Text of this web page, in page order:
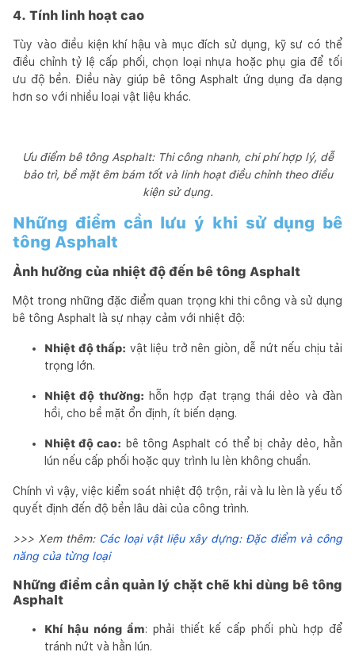
4. Tính linh hoạt cao
Tùy vào điều kiện khí hậu và mục đích sử dụng, kỹ sư có thể
điều chỉnh tỷ lệ cấp phối, chọn loại nhựa hoặc phụ gia để tối
ưu độ bền. Điều này giúp bê tông Asphalt ứng dụng đa dạng
hơn so với nhiều loại vật liệu khác.
Ưu điểm bê tông Asphalt: Thi công nhanh, chi phí hợp lý, dễ
bảo trì, bề mặt êm bám tốt và linh hoạt điều chỉnh theo điều
kiện sử dụng.
Những điểm cần lưu ý khi sử dụng bê
tông Asphalt
Ảnh hưởng của nhiệt độ đến bê tông Asphalt
Một trong những đặc điểm quan trọng khi thi công và sử dụng
bê tông Asphalt là sự nhạy cảm với nhiệt độ:
Nhiệt độ thấp: vật liệu trở nên giòn, dễ nứt nếu chịu tải
trọng lớn.
Nhiệt độ thường: hỗn hợp đạt trạng thái dẻo và đàn
hồi, cho bề mặt ổn định, ít biến dạng.
Nhiệt độ cao: bê tông Asphalt có thể bị chảy dẻo, hằn
lún nếu cấp phối hoặc quy trình lu lèn không chuẩn.
Chính vì vậy, việc kiểm soát nhiệt độ trộn, rải và lu lèn là yếu tố
quyết định đến độ bền lâu dài của công trình.
>>> Xem thêm: Các loại vật liệu xây dựng: Đặc điểm và công
năng của từng loại
Những điểm cần quản lý chặt chẽ khi dùng bê tông
Asphalt
Khí hậu nóng ẩm: phải thiết kế cấp phối phù hợp để
tránh nứt và hằn lún.